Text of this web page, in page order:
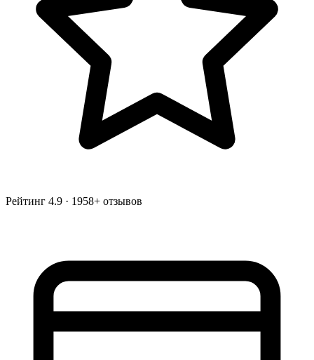
Рейтинг 4.9 · 1958+ отзывов